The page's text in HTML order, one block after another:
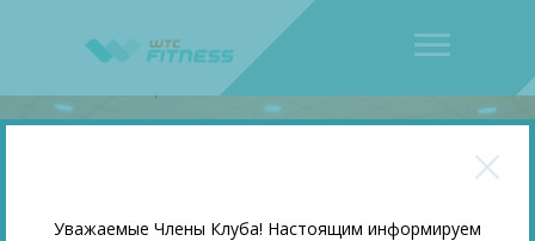
Уважаемые Члены Клуба! Настоящим информируем